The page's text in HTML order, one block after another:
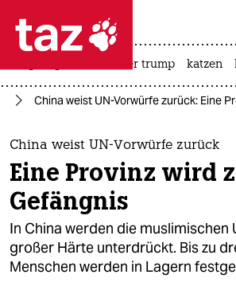
 taz zahl ich
taz zahl ich
themen
politik
öko
gesellschaft
usa unter trump katzen
China weist UN-Vorwürfe zurück: Eine
China weist UN-Vorwürfe zurück
Eine Provinz wird
Gefängnis
In China werden die muslimischen
großer Härte unterdrückt. Bis zu
Menschen werden in Lagern